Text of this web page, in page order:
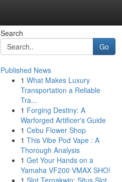
Search
Go
Published News
1 What Makes Luxury
Transportation a Reliable
Tra...
1 Forging Destiny: A
Warforged Artificer's Guide
1 Cebu Flower Shop
1 This Vibe Pod Vape : A
Thorough Analysis
1 Get Your Hands on a
Yamaha VF200 VMAX SHO!
1 Slot Ternakwin: Situs Slot